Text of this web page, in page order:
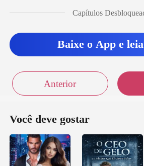
Capítulos
Baixe o App e
Anterior
Você deve gostar